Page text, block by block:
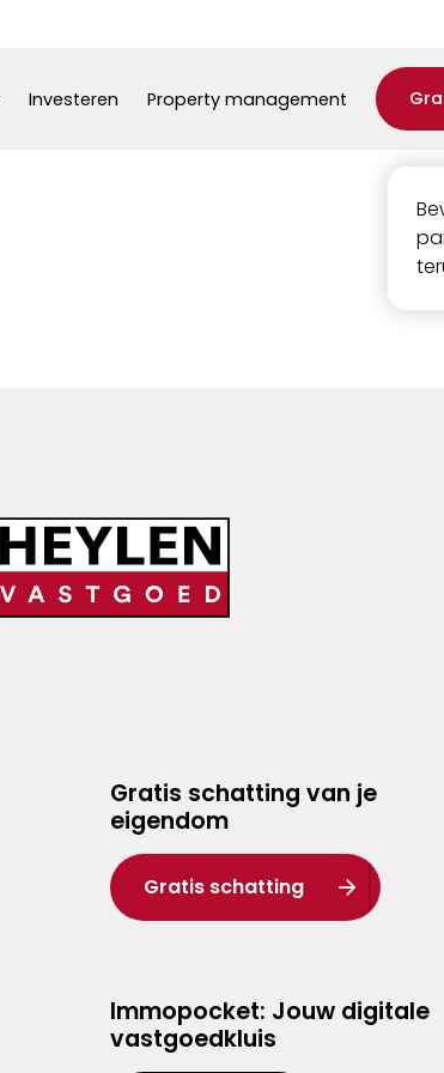
Investeren Property management
Gratis schatting van je
eigendom
Gratis schatting
Immopocket: Jouw digitale
vastgoedkluis